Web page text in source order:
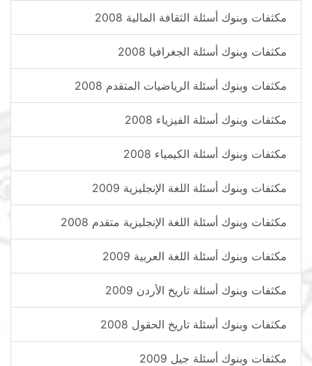
مكثفات وبنوك أسئلة الثقافة المالية 2008
مكثفات وبنوك أسئلة الجغرافيا 2008
مكثفات وبنوك أسئلة الرياضيات المتقدم 2008
مكثفات وبنوك أسئلة الفيزياء 2008
مكثفات وبنوك أسئلة الكيمياء 2008
مكثفات وبنوك أسئلة اللغة الإنجليزية 2009
مكثفات وبنوك أسئلة اللغة الإنجليزية متقدم 2008
مكثفات وبنوك أسئلة اللغة العربية 2009
مكثفات وبنوك أسئلة تاريخ الأردن 2009
مكثفات وبنوك أسئلة تاريخ الحقول 2008
مكثفات وبنوك أسئلة جيل 2009